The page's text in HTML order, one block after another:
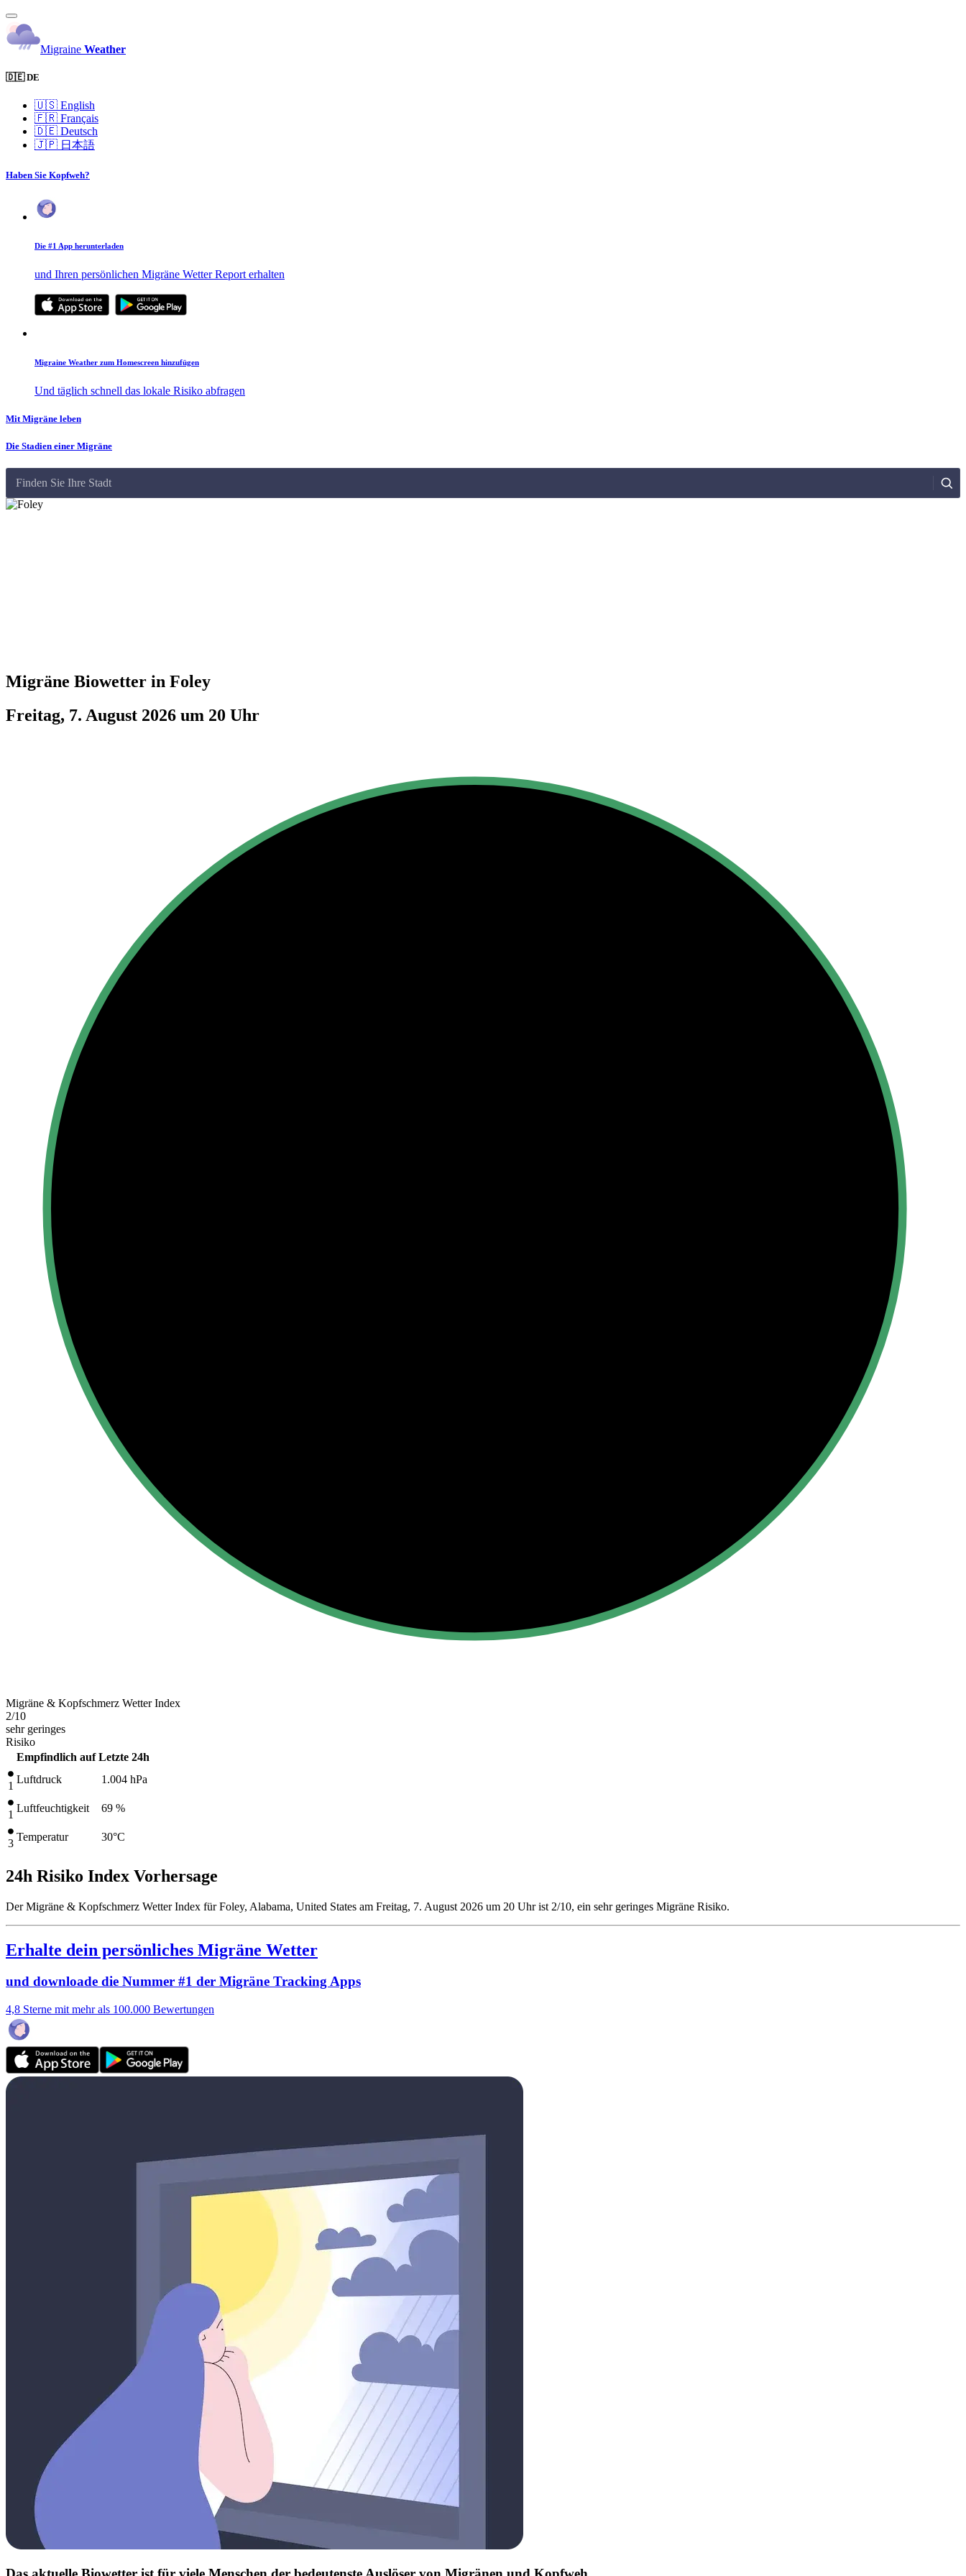
Migraine Weather
🇩🇪 DE
🇺🇸 English
🇫🇷 Français
🇩🇪 Deutsch
🇯🇵 日本語
Haben Sie Kopfweh?
Die #1 App herunterladen
und Ihren persönlichen Migräne Wetter Report erhalten
Migraine Weather zum Homescreen hinzufügen
Und täglich schnell das lokale Risiko abfragen
Mit Migräne leben
Die Stadien einer Migräne
Finden Sie Ihre Stadt
Migräne Biowetter in Foley
Freitag, 7. August 2026 um 20 Uhr
Migräne & Kopfschmerz Wetter Index
2/10
sehr geringes
Risiko
Empfindlich auf Letzte 24h
1
Luftdruck 1.004 hPa
1
Luftfeuchtigkeit 69 %
3
Temperatur 30°C
24h Risiko Index Vorhersage
Der Migräne & Kopfschmerz Wetter Index für Foley, Alabama, United States am Freitag, 7. August 2026 um 20 Uhr ist 2/10, ein sehr geringes Migräne Risiko.
Erhalte dein persönliches Migräne Wetter
und downloade die Nummer #1 der Migräne Tracking Apps
4,8 Sterne mit mehr als 100.000 Bewertungen